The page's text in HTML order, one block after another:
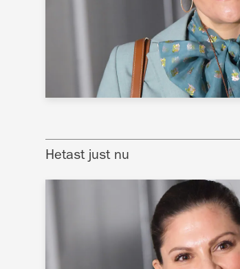
Hetast just nu